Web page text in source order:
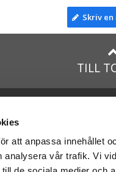
att anpassa innehållet
vår trafik. Vi
Skriv
TILL
med: